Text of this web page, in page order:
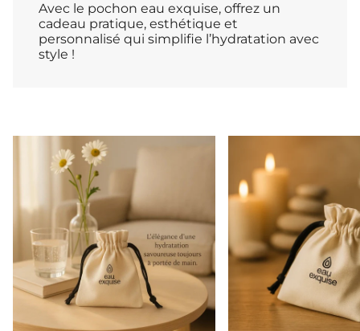
Avec le pochon eau exquise, offrez un
cadeau pratique, esthétique et
personnalisé qui simplifie l’hydratation avec
style !